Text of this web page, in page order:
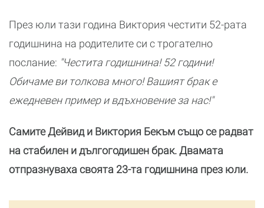
През юли тази година Виктория честити 52-рата
годишнина на родителите си с трогателно
послание: "Честита годишнина! 52 години!
Обичаме ви толкова много! Вашият брак е
ежедневен пример и вдъхновение за нас!"
Самите Дейвид и Виктория Бекъм също се радват
на стабилен и дългогодишен брак. Двамата
отпразнуваха своята 23-та годишнина през юли.